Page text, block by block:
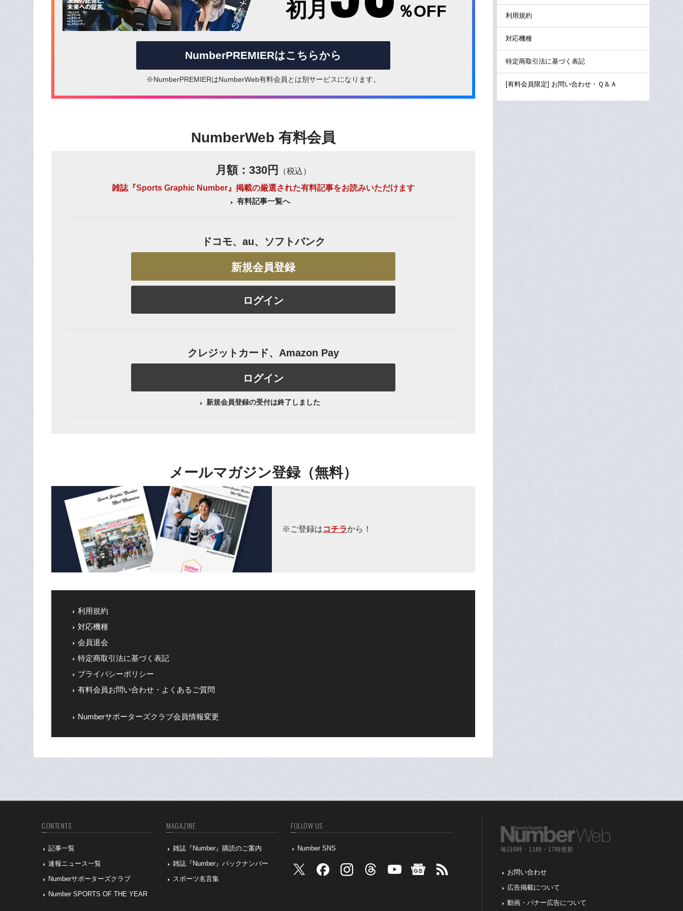
初月 ％OFF
NumberPREMIERはこちらから
※NumberPREMIERはNumberWeb有料会員とは別サービスになります。
NumberWeb 有料会員
月額：330円
（税込）
雑誌『Sports Graphic Number』掲載の厳選された有料記事をお読みいただけます
有料記事一覧へ
ドコモ、au、ソフトバンク
新規会員登録
ログイン
クレジットカード、Amazon Pay
ログイン
新規会員登録の受付は終了しました
メールマガジン登録（無料）
※ご登録はコチラから！
利用規約
対応機種
会員退会
特定商取引法に基づく表記
プライバシーポリシー
有料会員お問い合わせ・よくあるご質問
Numberサポーターズクラブ会員情報変更
利用規約
対応機種
特定商取引法に基づく表記
[有料会員限定] お問い合わせ・Ｑ＆Ａ
CONTENTS
記事一覧
速報ニュース一覧
Numberサポーターズクラブ
Number SPORTS OF THE YEAR
MAGAZINE
雑誌『Number』購読のご案内
雑誌『Number』バックナンバー
スポーツ名言集
FOLLOW US
Number SNS 毎日6時・11時・17時更新
お問い合わせ
広告掲載について
動画・バナー広告について